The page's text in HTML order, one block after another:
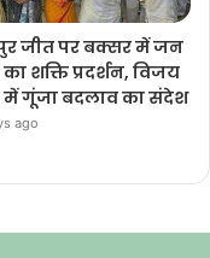
जीत पर बक्सर में जन
शक्ति प्रदर्शन, विजय
गूंजा बदलाव का संदेश
ago